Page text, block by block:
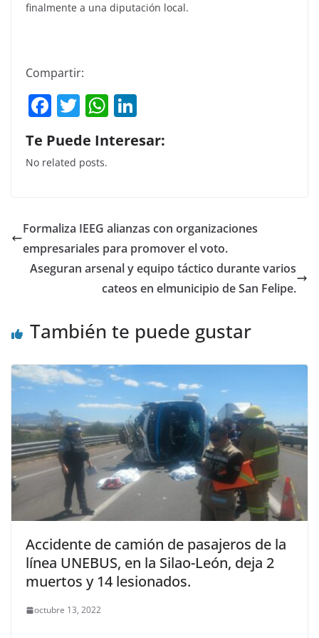
finalmente a una diputación local.
Compartir:
F
a
c
e
o
o
k
T
w
itt
er
W
h
at
p
p
k
n
Te Puede Interesar:
No related posts.
Formaliza IEEG alianzas con organizaciones
empresariales para promover el voto.
Aseguran arsenal y equipo táctico durante varios
cateos en elmunicipio de San Felipe.
También te puede gustar
Accidente de camión de pasajeros de la
línea UNEBUS, en la Silao-León, deja 2
muertos y 14 lesionados.
octubre 13, 2022